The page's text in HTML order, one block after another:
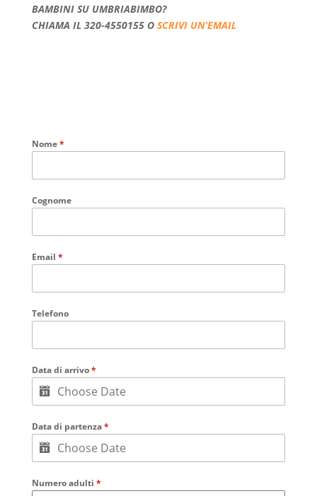
BAMBINI SU UMBRIABIMBO?
CHIAMA IL 320-4550155 O SCRIVI UN’EMAIL
Nome*
Cognome
Email *
Telefono
Data di arrivo*
Data di partenza*
Numero adulti *